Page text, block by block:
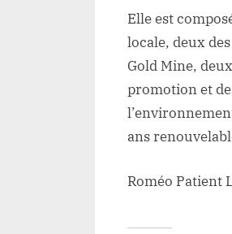
Elle est
locale, deux
Gold Mine,
promotion et
ans
Roméo Patient